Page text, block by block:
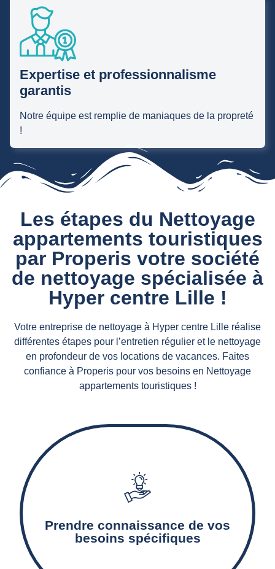
Expertise et professionnalisme
garantis
Les étapes du Nettoyage
appartements touristiques
par Properis votre société
de nettoyage spécialisée à
Hyper centre Lille !
Votre entreprise de nettoyage à Hyper centre Lille réalise
différentes étapes pour l’entretien régulier et le nettoyage
en profondeur de vos locations de vacances. Faites
confiance à Properis pour vos besoins en Nettoyage
appartements touristiques !
Prendre connaissance de vos
besoins spécifiques
Notre agence de nettoyage détermine les
matériels adaptés.